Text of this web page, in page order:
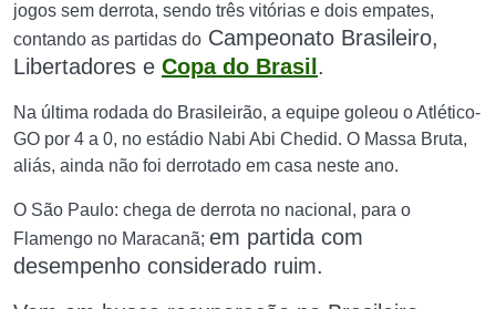
jogos sem derrota, sendo três vitórias e dois empates,
contando as partidas do Campeonato Brasileiro,
Libertadores e Copa do Brasil .
Na última rodada do Brasileirão, a equipe goleou o Atlético-
GO por 4 a 0, no estádio Nabi Abi Chedid. O Massa Bruta,
aliás, ainda não foi derrotado em casa neste ano.
O São Paulo: chega de derrota no nacional, para o
Flamengo no Maracanã; em partida com
desempenho considerado ruim.